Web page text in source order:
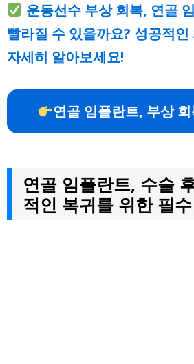
운동선수 부상 회복, 연골
빨라질 수 있을까요? 성공적
자세히 알아보세요!
연골 임플란트, 부상
연골 임플란트, 수술
적인 복귀를 위한 필